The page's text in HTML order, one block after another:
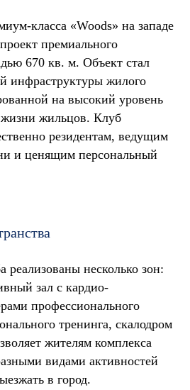
«Woods» на западе
премиального
670 кв. м. Объект стал
инфраструктуры жилого
на высокий уровень
жильцов. Клуб
резидентам, ведущим
и ценящим персональный
реализованы несколько зон:
зал с кардио‑
профессионального
тренинга, скалодром
жителям комплекса
видами активностей
в город.